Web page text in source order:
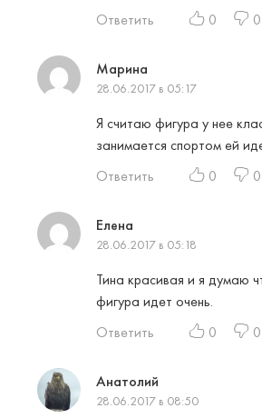
Ответить
0 0
Марина
28.06.2017 в 05:17
Я считаю фигура у нее
занимается спортом ей
Ответить
0 0
Елена
28.06.2017 в 05:18
Тина красивая и я думаю
фигура идет очень.
Ответить
0 0
Анатолий
28.06.2017 в 08:50